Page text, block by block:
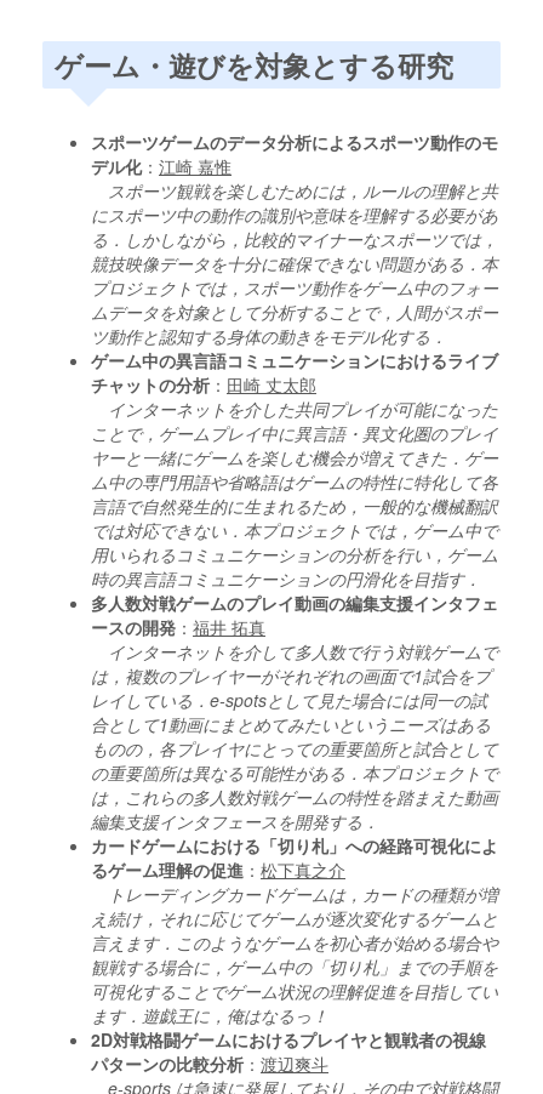
ゲーム・遊びを対象とする研究
スポーツゲームのデータ分析によるスポーツ動作のモ
デル化： 江崎 嘉惟
スポーツ観戦を楽しむためには，ルールの理解と共
にスポーツ中の動作の識別や意味を理解する必要があ
る．しかしながら，比較的マイナーなスポーツでは，
競技映像データを十分に確保できない問題がある．本
プロジェクトでは，スポーツ動作をゲーム中のフォー
ムデータを対象として分析することで，人間がスポー
ツ動作と認知する身体の動きをモデル化する．
ゲーム中の異言語コミュニケーションにおけるライブ
チャットの分析 ： 田崎 丈太郎
インターネットを介した共同プレイが可能になった
ことで，ゲームプレイ中に異言語・異文化圏のプレイ
ヤーと一緒にゲームを楽しむ機会が増えてきた．ゲー
ム中の専門用語や省略語はゲームの特性に特化して各
言語で自然発生的に生まれるため，一般的な機械翻訳
では対応できない．本プロジェクトでは，ゲーム中で
用いられるコミュニケーションの分析を行い，ゲーム
時の異言語コミュニケーションの円滑化を目指す．
多人数対戦ゲームのプレイ動画の編集支援インタフェ
ースの開発 ： 福井 拓真
インターネットを介して多人数で行う対戦ゲームで
は，複数のプレイヤーがそれぞれの画面で1試合をプ
レイしている．e-spotsとして見た場合には同一の試
合として1動画にまとめてみたいというニーズはある
ものの，各プレイヤにとっての重要箇所と試合として
の重要箇所は異なる可能性がある．本プロジェクトで
は，これらの多人数対戦ゲームの特性を踏まえた動画
編集支援インタフェースを開発する．
カードゲームにおける「切り札」への経路可視化によ
るゲーム理解の促進 ： 松下真之介
トレーディングカードゲームは，カードの種類が増
え続け，それに応じてゲームが逐次変化するゲームと
言えます．このようなゲームを初心者が始める場合や
観戦する場合に，ゲーム中の「切り札」までの手順を
可視化することでゲーム状況の理解促進を目指してい
ます．遊戯王に，俺はなるっ！
2D対戦格闘ゲームにおけるプレイヤと観戦者の視線
パターンの比較分析 ： 渡辺爽斗
e-sports は急速に発展しており，その中で対戦格闘